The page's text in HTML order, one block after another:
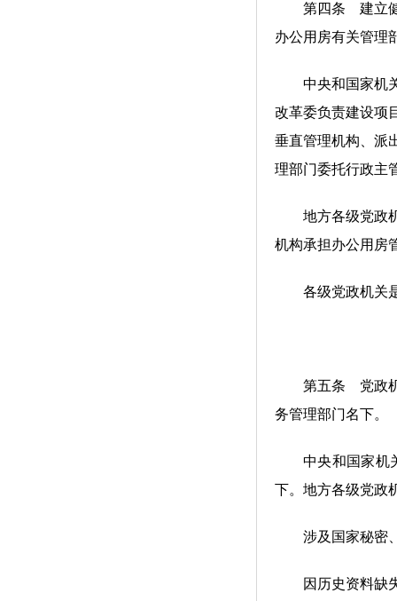
第四条 建立健全
办公用房有关管理
中央和国家机关
改革委负责建设项
垂直管理机构、派
理部门委托行政主
地方各级党政机
机构承担办公用房
各级党政机关是
第五条 党政机关
务管理部门名下。
中央和国家机关
下。地方各级党政
涉及国家秘密、
因历史资料缺失